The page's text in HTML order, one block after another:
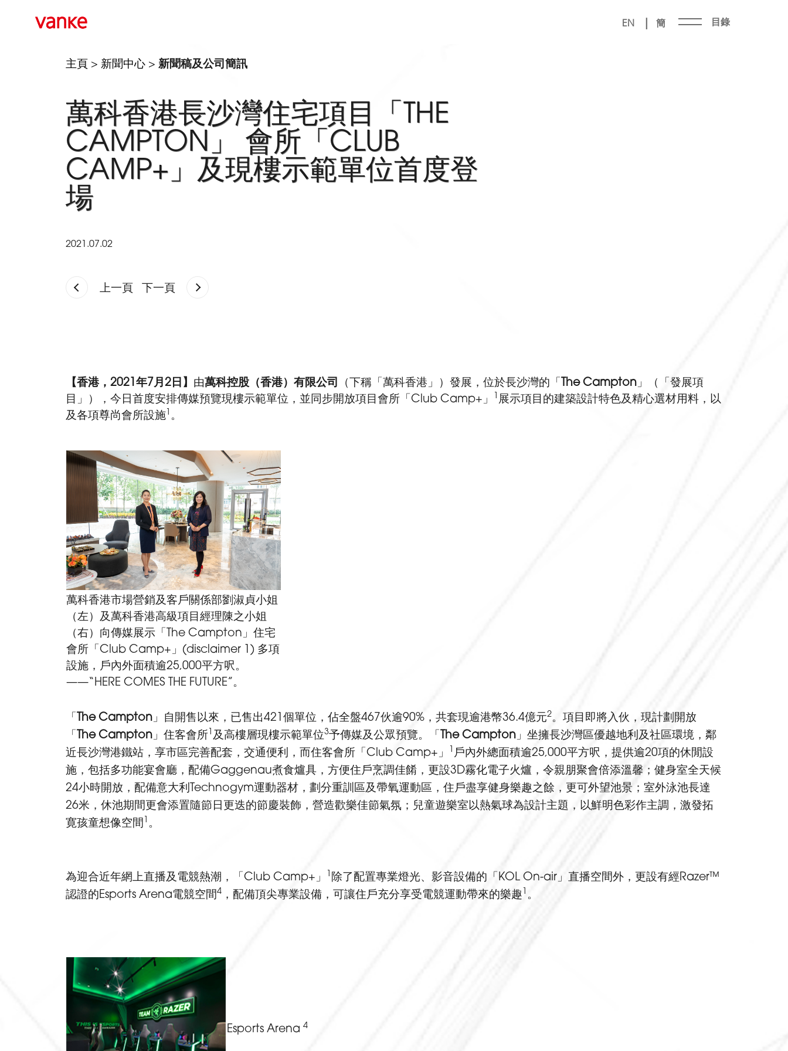
目錄
EN | 簡
主頁 > 新聞中心 > 新聞稿及公司簡訊
萬科香港長沙灣住宅項目「THE
CAMPTON」 會所「CLUB
CAMP+」及現樓示範單位首度登
場
2021.07.02
上一頁 下一頁
【香港， 2021年7月2日】 由萬科控股（香港）有限公司 （下稱「萬科香港」）發展，位於長沙灣的「The Campton 」（「發展項
目」），今日首度安排傳媒預覽現樓示範單位，並同步開放項目會所「Club Camp+」
1 展示項目的建築設計特色及精心選材用料，以
及各項尊尚會所設施1 。
萬科香港市場營銷及客戶關係部劉淑貞小姐
（左）及萬科香港高級項目經理陳之小姐
（右）向傳媒展示「The Campton」住宅
會所「Club Camp+」(disclaimer 1) 多項
設施，戶內外面積逾25,000平方呎。
——“HERE COMES THE FUTURE”。
「The Campton 」自開售以來，已售出421個單位，佔全盤467伙逾90%，共套現逾港幣36.4億元2。項目即將入伙，現計劃開放
「The Campton 」住客會所1 及高樓層現樓示範單位3予傳媒及公眾預覽。「The Campton 」坐擁長沙灣區優越地利及社區環境，鄰
近長沙灣港鐵站，享市區完善配套，交通便利，而住客會所「Club Camp+」
1 戶內外總面積逾25,000平方呎，提供逾20項的休閒設
施，包括多功能宴會廳，配備Gaggenau煮食爐具，方便住戶烹調佳餚，更設3D霧化電子火爐，令親朋聚會倍添溫馨；健身室全天候
24小時開放，配備意大利Technogym運動器材，劃分重訓區及帶氧運動區，住戶盡享健身樂趣之餘，更可外望池景；室外泳池長達
26米，休池期間更會添置隨節日更迭的節慶裝飾，營造歡樂佳節氣氛；兒童遊樂室以熱氣球為設計主題，以鮮明色彩作主調，激發拓
寛孩童想像空間1 。
為迎合近年網上直播及電競熱潮，「Club Camp+」 1 除了配置專業燈光、影音設備的「KOL On-air」直播空間外，更設有經Razer™
認證的Esports Arena電競空間4 ，配備頂尖專業設備，可讓住戶充分享受電競運動帶來的樂趣1 。
Esports Arena 4